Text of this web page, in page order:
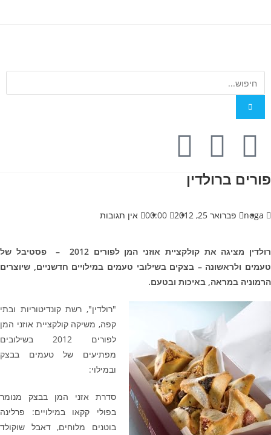
פורים ברולדין
noga פברואר 25, 2012 00:00 אין תגובות
רולדין מציגה את קולקציית אוזני המן לפורים 2012 – פסטיבל של
טעמים ולראשונה – בצקים בשילובי טעמים במילויים חדשניים, שיוצרים
הרמוניה במראה, באיכות ובטעם.
"רולדין", רשת קונדיטוריות ובתי
קפה, משיקה קולקציית אוזני המן
לפורים 2012 בשילובים
מפתיעים של טעמים בבצק
ובמילוי:
סדרת אזני המן בבצק מנומר
בפולי קקאו במילויים: פרלינה
בוטנים מלוחים, דאבל שוקולד